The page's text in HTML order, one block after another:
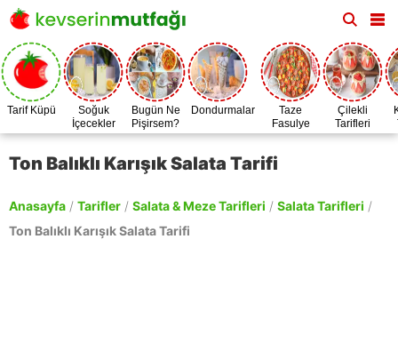
Tarif Küpü
Soğuk
İçecekler
Bugün Ne
Pişirsem?
Dondurmalar
Taze
Fasulye
Zamanı
Çilekli
Tarifleri
Ton Balıklı Karışık Salata Tarifi
Anasayfa / Tarifler / Salata & Meze Tarifleri / Salata Tarifleri /
Ton Balıklı Karışık Salata Tarifi